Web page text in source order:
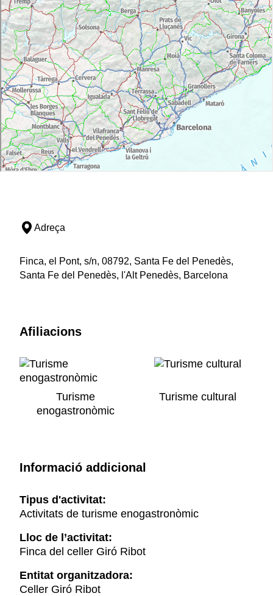
Adreça
Finca, el Pont, s/n, 08792, Santa Fe del Penedès,
Santa Fe del Penedès, l'Alt Penedès, Barcelona
Afiliacions
Turisme
enogastronòmic
Turisme cultural
Informació addicional
Tipus d'activitat:
Activitats de turisme enogastronòmic
Lloc de l’activitat:
Finca del celler Giró Ribot
Entitat organitzadora:
Celler Giró Ribot